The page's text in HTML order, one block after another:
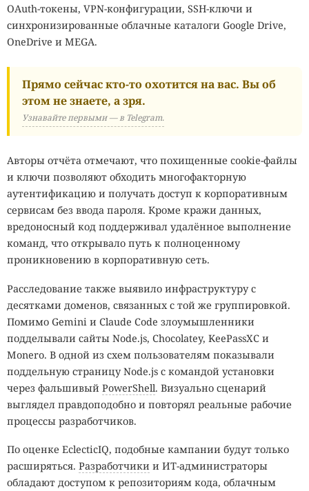
OAuth-токены, VPN-конфигурации, SSH-ключи и
синхронизированные облачные каталоги Google Drive,
OneDrive и MEGA.
Прямо сейчас кто-то охотится на вас. Вы об
этом не знаете, а зря.
Узнавайте первыми — в Telegram.
Авторы отчёта отмечают, что похищенные cookie-файлы
и ключи позволяют обходить многофакторную
аутентификацию и получать доступ к корпоративным
сервисам без ввода пароля. Кроме кражи данных,
вредоносный код поддерживал удалённое выполнение
команд, что открывало путь к полноценному
проникновению в корпоративную сеть.
Расследование также выявило инфраструктуру с
десятками доменов, связанных с той же группировкой.
Помимо Gemini и Claude Code злоумышленники
подделывали сайты Node.js, Chocolatey, KeePassXC и
Monero. В одной из схем пользователям показывали
поддельную страницу Node.js с командой установки
через фальшивый PowerShell. Визуально сценарий
выглядел правдоподобно и повторял реальные рабочие
процессы разработчиков.
По оценке EclecticIQ, подобные кампании будут только
расширяться. Разработчики и ИТ-администраторы
обладают доступом к репозиториям кода, облачным